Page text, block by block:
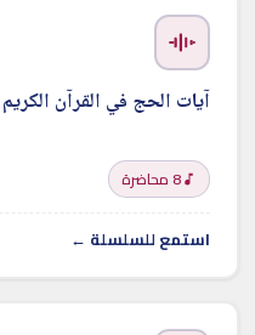
آيات الحج في القرآن الكريم
8 محاضرة
استمع للسلسلة ←